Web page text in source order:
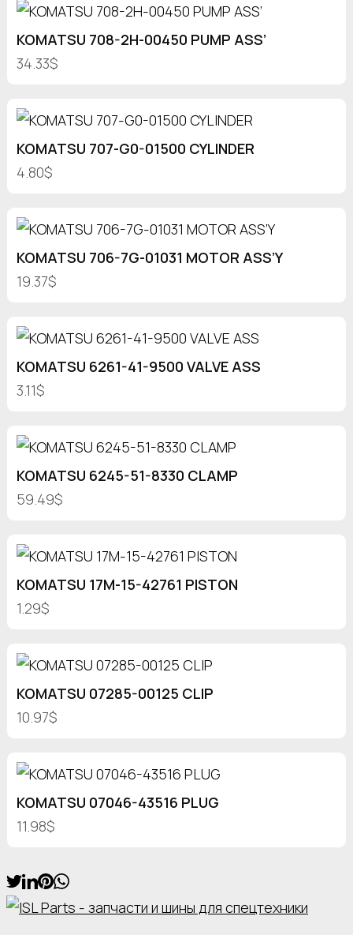
KOMATSU 708-2H-00450 PUMP ASS’
34.33$
KOMATSU 707-G0-01500 CYLINDER
4.80$
KOMATSU 706-7G-01031 MOTOR ASS’Y
19.37$
KOMATSU 6261-41-9500 VALVE ASS
3.11$
KOMATSU 6245-51-8330 CLAMP
59.49$
KOMATSU 17M-15-42761 PISTON
1.29$
KOMATSU 07285-00125 CLIP
10.97$
KOMATSU 07046-43516 PLUG
11.98$